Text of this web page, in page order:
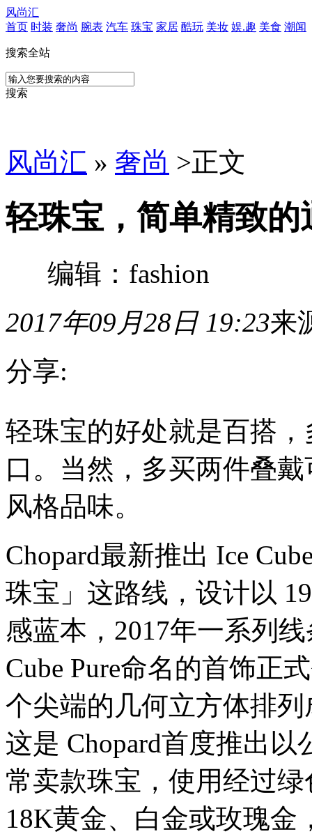
风尚汇
首页 时装 奢尚 腕表 汽车 珠宝 家居 酷玩 美妆 娱.趣 美食 潮闻
搜索全站
搜索
风尚汇 » 奢尚 >正文
轻珠宝，简单精致的
编辑：fashion
2017年09月28日 19:23来
分享:
珠
宝
处
就
是
多
无
拘，
件
都
够
你
门
口。
当
然，
多
买
两
轻珠宝的好处就是百搭
口。当然，多买两件叠
风格品味。
Chopard最新推出 Ice
珠宝」这路线，设计以
感蓝本，2017年一系列
Cube Pure命名的首饰正
个尖端的几何立方体排
这是 Chopard首度推出
常卖款珠宝，使用经过
18K黄金、白金或玫瑰金